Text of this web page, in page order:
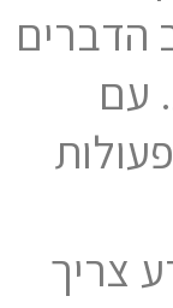
הדברים
עם
צריך